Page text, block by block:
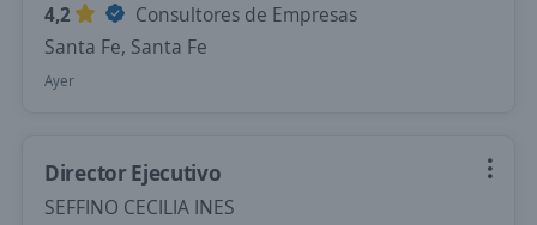
4,2
Consultores de Empresas
Santa Fe, Santa Fe
Ayer
Director Ejecutivo
SEFFINO CECILIA INES